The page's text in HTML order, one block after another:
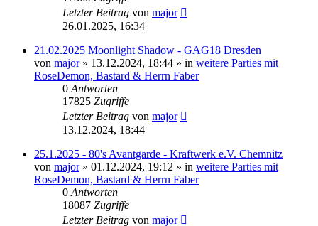
Letzter Beitrag von major
26.01.2025, 16:34
21.02.2025 Moonlight Shadow - GAG18 Dresden
von major» 13.12.2024, 18:44 » in weitere Parties mit
RoseDemon, Bastard & Herrn Faber
0Antworten
17825 Zugriffe
Letzter Beitrag von major
13.12.2024, 18:44
25.1.2025 - 80's Avantgarde - Kraftwerk e.V. Chemnitz
von major» 01.12.2024, 19:12 » in weitere Parties mit
RoseDemon, Bastard & Herrn Faber
0Antworten
18087 Zugriffe
Letzter Beitrag von major